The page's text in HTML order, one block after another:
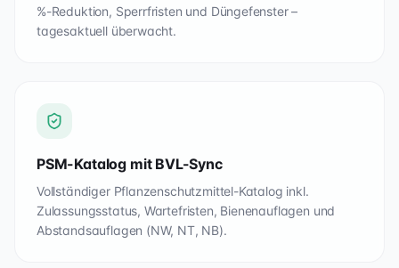
%-Reduktion, Sperrfristen und Düngefenster –
tagesaktuell überwacht.
PSM-Katalog mit BVL-Sync
Vollständiger Pflanzenschutzmittel-Katalog inkl.
Zulassungsstatus, Wartefristen, Bienenauflagen und
Abstandsauflagen (NW, NT, NB).